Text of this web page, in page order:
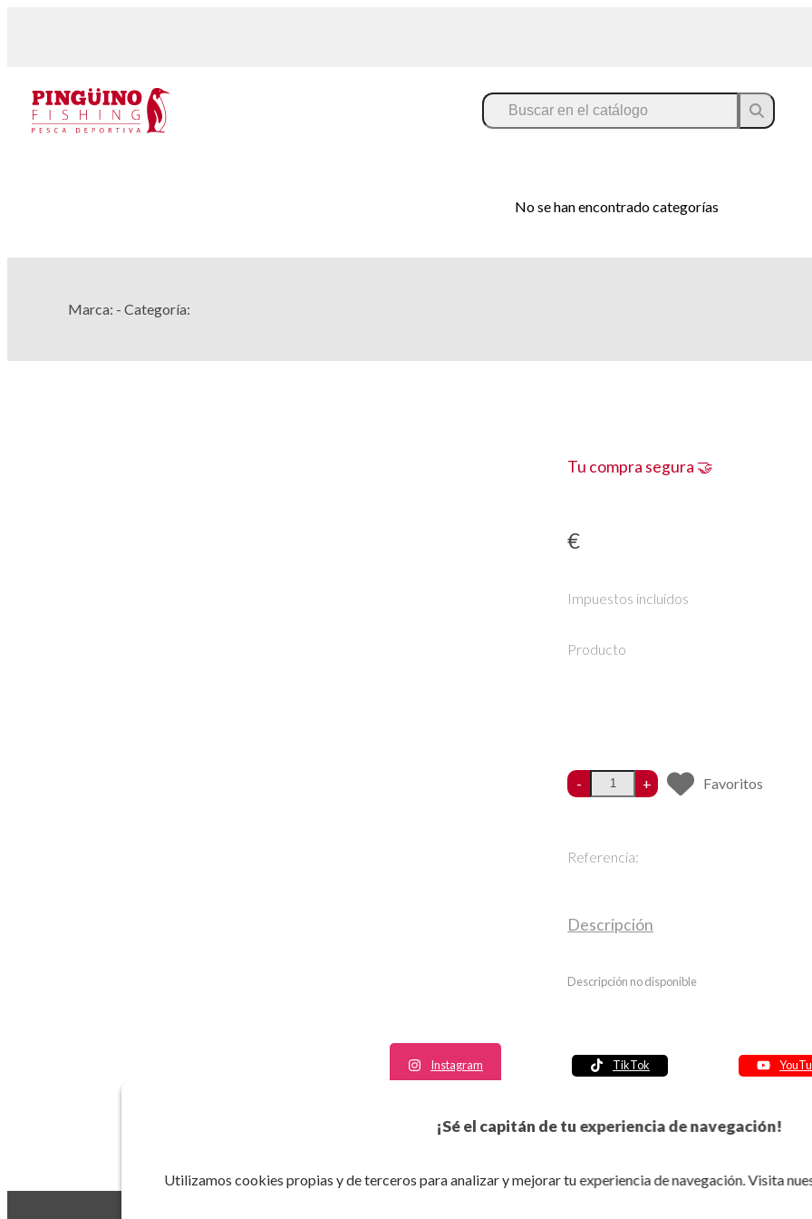
¡Sé el capitán de tu experiencia de navegación!
Utilizamos cookies propias y de terceros para analizar y mejorar tu experiencia de navegación. Visita
No se han encontrado categorías
Marca: - Categoría:
Tu compra segura 🤝
€
Impuestos incluidos
Producto
- + Favoritos
Referencia:
Descripción
Descripción no disponible
Instagram TikTok
Política de seguridad